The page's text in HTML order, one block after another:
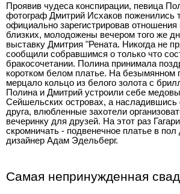
Проявив чудеса конспирации, певица
фотограф Дмитрий Исхаков поженились
официально зарегистрировав отношения
близких, молодожены вечером того же
выставку Дмитрия "Рената. Никогда не
сообщили собравшимся о только что
бракосочетании. Полина принимала
коротком белом платье. На безымянном
мерцало кольцо из белого золота с
Полина и Дмитрий устроили себе
Сейшельских островах, а насладившись
друга, влюбленные захотели
вечеринку для друзей. На этот раз
скромничать - подвенечное платье в
дизайнер Адам Эдельберг.
Самая непринужденная